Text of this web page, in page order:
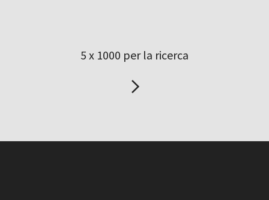
5 x 1000 per la ricerca